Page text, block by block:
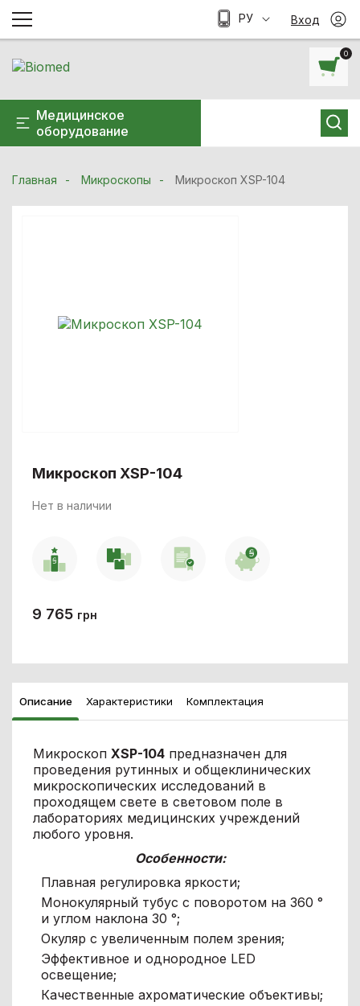
0
Медицинское
оборудование
РУ Вход
Главная Микроскопы Микроскоп XSP-104
Микроскоп XSP-104
Нет в наличии
9 765 грн
Описание Характеристики Комплектация
Микроскоп XSP-104предназначен для
проведения рутинных и общеклинических
микроскопических исследований в
проходящем свете в световом поле в
лабораториях медицинских учреждений
любого уровня.
Особенности:
Плавная регулировка яркости;
Монокулярный тубус с поворотом на 360 °
и углом наклона 30 °;
Окуляр с увеличенным полем зрения;
Эффективное и однородное LED
освещение;
Качественные ахроматические объективы;